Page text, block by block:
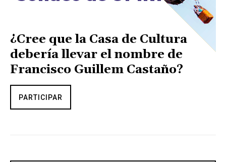
¿Cree que la Casa de Cultura
debería llevar el nombre de
Francisco Guillem Castaño?
PARTICIPAR